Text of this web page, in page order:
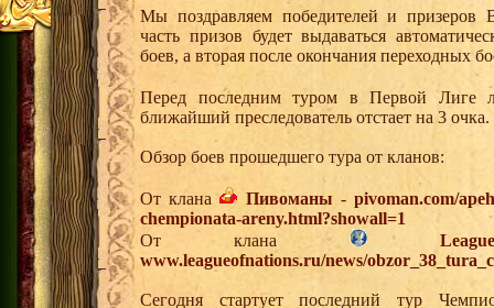
Мы поздравляем победителей и призеров
часть призов будет выдаваться
боев, а вторая после окончания переходных
Перед последним туром в Первой Лиге
ближайший преследователь отстает на 3 очка.
Обзор боев прошедшего тура от кланов:
От клана Пивоманы -pivoman.com/
chempionata-areny.html?showall=1
От клана
www.leagueofnations.ru/news/
Сегодня стартует последний тур